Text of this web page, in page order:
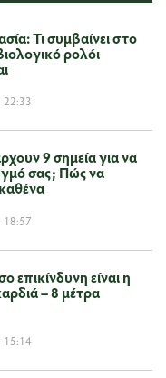
Τι συμβαίνει στο
ρολόι
22:33
9 σημεία για να
σας; Πώς να
18:57
είναι η
– 8 μέτρα
15:14